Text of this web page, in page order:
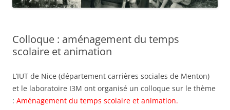
Colloque : aménagement du temps
scolaire et animation
L’IUT de Nice (département carrières sociales de Menton)
et le laboratoire I3M ont organisé un colloque sur le thème
: Aménagement du temps scolaire et animation.